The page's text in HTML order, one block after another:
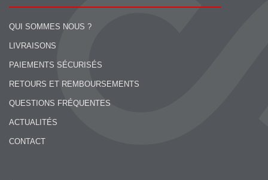
QUI SOMMES NOUS ?
LIVRAISONS
PAIEMENTS SÉCURISÉS
RETOURS ET REMBOURSEMENTS
QUESTIONS FRÉQUENTES
ACTUALITÉS
CONTACT